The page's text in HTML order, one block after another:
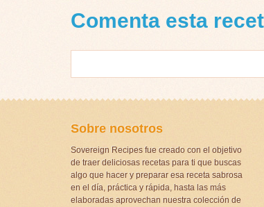
Comenta esta
Sobre nosotros
Sovereign Recipes fue creado con el objetivo
de traer deliciosas recetas para ti que buscas
algo que hacer y preparar esa receta sabrosa
en el día, práctica y rápida, hasta las más
elaboradas aprovechan nuestra colección de